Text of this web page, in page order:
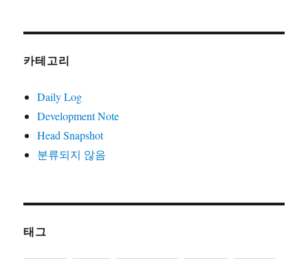
카테고리
Daily Log
Development Note
Head Snapshot
분류되지 않음
태그